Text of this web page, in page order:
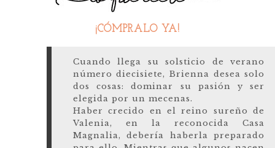
¡CÓMPRALO YA!
Cuando llega su solsticio de verano
número diecisiete, Brienna desea solo
dos cosas: dominar su pasión y ser
elegida por un mecenas.
Haber crecido en el reino sureño de
Valenia, en la reconocida Casa
Magnalia, debería haberla preparado